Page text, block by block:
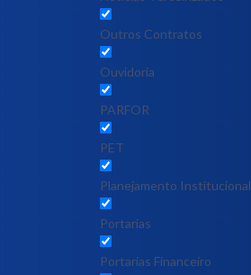
Outros Contratos
Ouvidoria
PARFOR
PET
Planejamento Institucional
Portarias
Portarias Financeiro